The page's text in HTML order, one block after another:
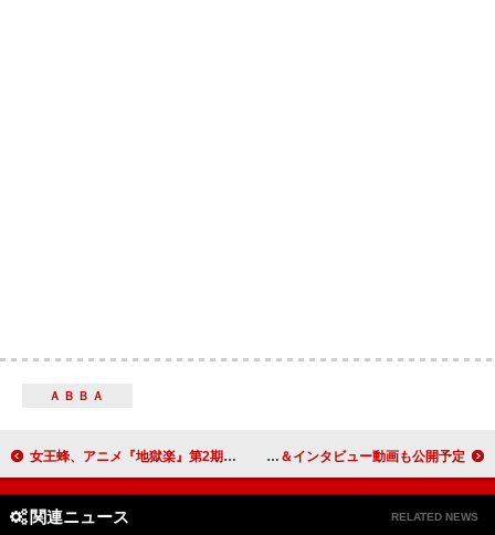
ＡＢＢＡ
女王蜂、アニメ『地獄楽』第2期EDテーマの新曲「PERSONAL」MVティザー映像を公開 XG、タワレコ「NO MUSIC, NO LIFE.」ポスターに初登場 メイキング＆インタビュー動画も公開予定
関連ニュース RELATED NEWS